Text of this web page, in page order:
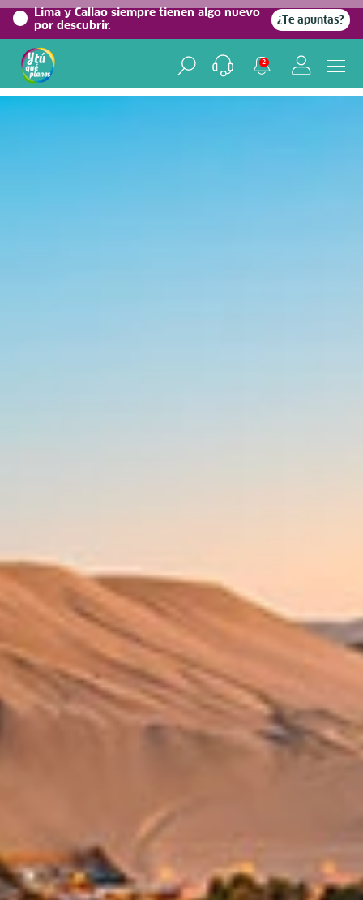
Lima y Callao siempre tienen algo nuevo
por descubrir.
¿Te apuntas?
2
Home/Blog viajero